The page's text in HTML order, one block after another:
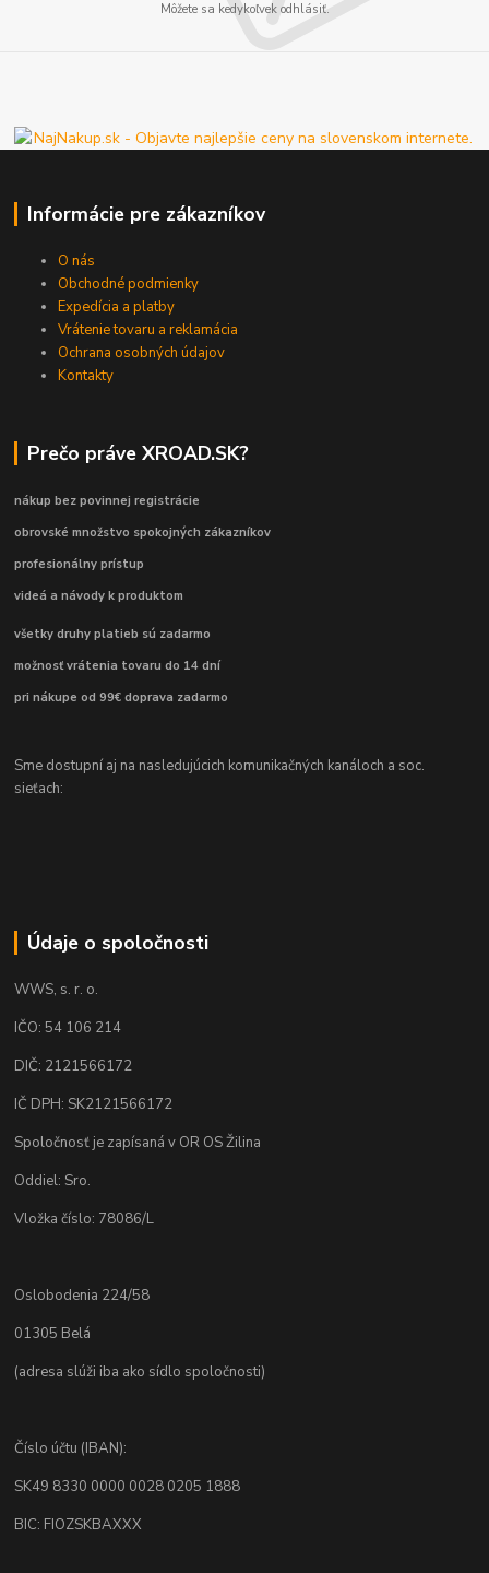
Môžete sa kedykoľvek odhlásiť.
Informácie pre zákazníkov
O nás
Obchodné podmienky
Expedícia a platby
Vrátenie tovaru a reklamácia
Ochrana osobných údajov
Kontakty
Prečo práve XROAD.SK?
nákup bez povinnej registrácie
obrovské množstvo spokojných zákazníkov
profesionálny prístup
videá a návody k produktom
všetky druhy platieb sú zadarmo
možnosť vrátenia tovaru do 14 dní
pri nákupe od 99€ doprava zadarmo
Sme dostupní aj na nasledujúcich komunikačných kanáloch a soc.
sieťach:
Údaje o spoločnosti
WWS, s. r. o.
IČO: 54 106 214
DIČ: 2121566172
IČ DPH: SK2121566172
Spoločnosť je zapísaná v OR OS Žilina
Oddiel: Sro.
Vložka číslo: 78086/L
Oslobodenia 224/58
01305 Belá
(adresa slúži iba ako sídlo spoločnosti)
Číslo účtu (IBAN):
SK49 8330 0000 0028 0205 1888
BIC: FIOZSKBAXXX